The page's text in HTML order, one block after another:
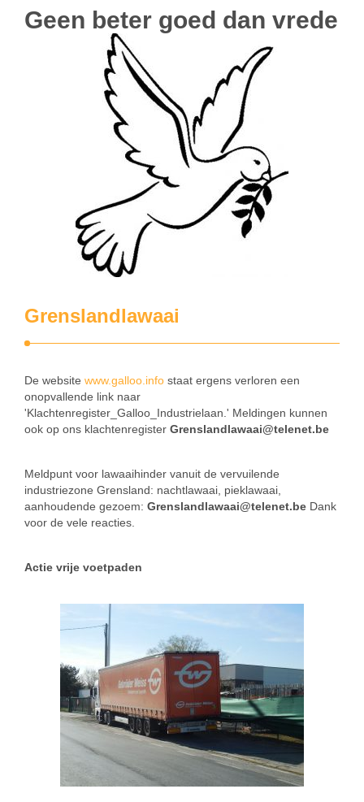
Geen beter goed dan vrede
Grenslandlawaai
De website www.galloo.info staat ergens verloren een
onopvallende link naar
'Klachtenregister_Galloo_Industrielaan.' Meldingen kunnen
ook op ons klachtenregister Grenslandlawaai@telenet.be
Meldpunt voor lawaaihinder vanuit de vervuilende
industriezone Grensland: nachtlawaai, pieklawaai,
aanhoudende gezoem: Grenslandlawaai@telenet.be Dank
voor de vele reacties.
Actie vrije voetpaden